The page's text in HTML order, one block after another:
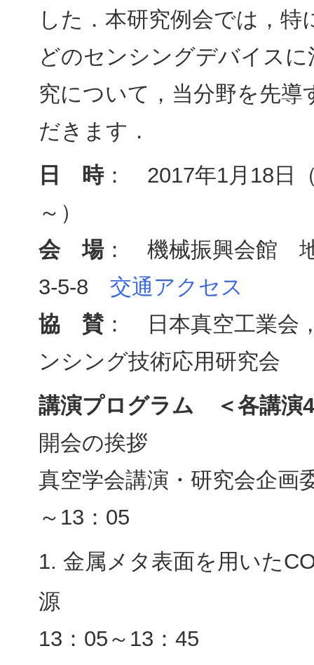
した．本研究例会では，
どのセンシングデバイス
究について，当分野を先
だきます．
日 時： 2017年1月18日
～）
会 場： 機械振興会館
3-5-8 交通アクセス
協 賛： 日本真空工業会
ンシング技術応用研究会
講演プログラム ＜各講演
開会の
真空学会講演・研究会企
～13：05
1. 金属メタ表面を用いた
源 （物材
13：05～13：45